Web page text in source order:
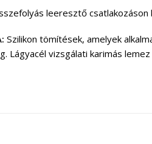
leeresztő csatlakozáson
Szilikon tömítések, amelyek
Lágyacél vizsgálati karimás